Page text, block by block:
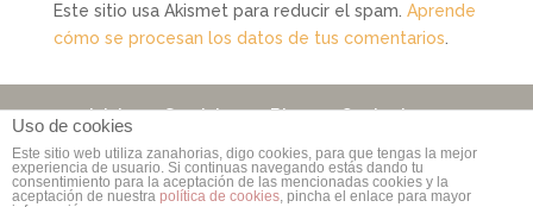
Este sitio usa Akismet para reducir el spam. Aprende
cómo se procesan los datos de tus comentarios
Inicio Servicios Blog Contacto
Copyright © 2006 - 2026Rebuzzna Comunicación|
Uso de cookies
Este sitio web utiliza zanahorias, digo cookies, para que tengas la mejor
experiencia de usuario. Si continuas navegando estás dando tu
consentimiento para la aceptación de las mencionadas cookies y la
aceptación de nuestra política de cookies, pincha el enlace para mayor